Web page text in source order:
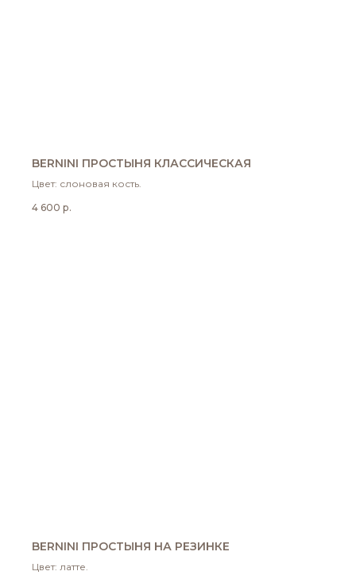
BERNINI ПРОСТЫНЯ КЛАССИЧЕСКАЯ
Цвет: слоновая кость.
4 600 р.
BERNINI ПРОСТЫНЯ НА РЕЗИНКЕ
Цвет: латте.